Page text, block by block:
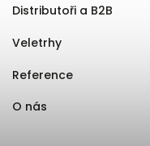
Distributoři a B2B
Veletrhy
Reference
O nás